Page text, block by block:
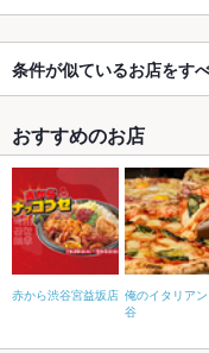
条件が似ているお店をす
おすすめのお店
赤から渋谷宮益坂店 俺のイタリア
谷